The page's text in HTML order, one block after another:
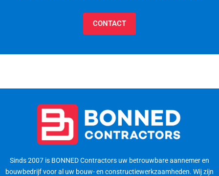
CONTACT
Sinds 2007 is BONNED Contractors uw betrouwbare aannemer en
bouwbedrijf voor al uw bouw- en constructiewerkzaamheden. Wij zijn